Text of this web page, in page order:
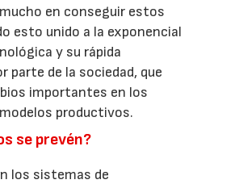
en conseguir estos
esto unido a la exponencial
y su rápida
parte de la sociedad, que
importantes en los
productivos.
se prevén?
los sistemas de